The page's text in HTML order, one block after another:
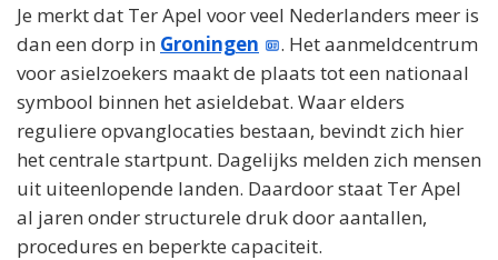
Je merkt dat Ter Apel voor veel Nederlanders meer is
dan een dorp in Groningen
. Het aanmeldcentrum
voor asielzoekers maakt de plaats tot een nationaal
symbool binnen het asieldebat. Waar elders
reguliere opvanglocaties bestaan, bevindt zich hier
het centrale startpunt. Dagelijks melden zich mensen
uit uiteenlopende landen. Daardoor staat Ter Apel
al jaren onder structurele druk door aantallen,
procedures en beperkte capaciteit.